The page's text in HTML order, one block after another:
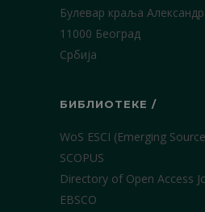
Булевар краља
11000 Београд
Србија
БИБЛИОТЕКЕ /
WoS ESCI (Emerging
SCOPUS
Directory of Open Access
EBSCO